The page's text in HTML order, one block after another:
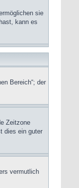
sie
kann es
Bereich“; der
Zeitzone
dies ein guter
vermutlich